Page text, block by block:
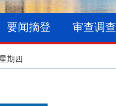
要闻摘登 审查调查
期四